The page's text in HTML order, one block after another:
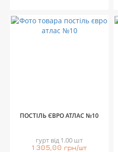
ПОСТІЛЬ ЄВРО АТЛАС №10
гурт від 1.00 шт
1 305,00 грн/шт